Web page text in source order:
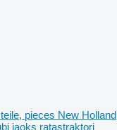
pieces New Holland
jaoks ratastraktori